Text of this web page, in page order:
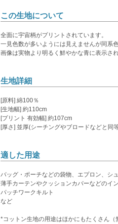
この生地について
全面に宇宙柄がプリントされています。
一見色数が多いようには見えませんが同系
画像は実物より明るく鮮やかな青に表示さ
生地詳細
[原料] 綿100％
[生地幅] 約110cm
[プリント 有効幅] 約107cm
[厚さ] 並厚(シーチングやブロードなどと
適した用途
バッグ・ポーチなどの袋物、エプロン、シ
薄手カーテンやクッションカバーなどのイ
パッチワークキルト
など
*コットン生地の用途はほかにもたくさん（